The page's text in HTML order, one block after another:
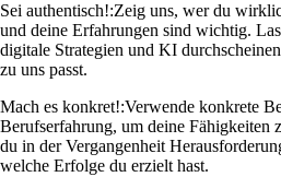
Sei authentisch!:Zeig uns, wer du
und deine Erfahrungen sind wichtig.
digitale Strategien und KI
zu uns passt.
Mach es konkret!:Verwende konkrete
Berufserfahrung, um deine Fähigkeiten
du in der Vergangenheit
welche Erfolge du erzielt hast.